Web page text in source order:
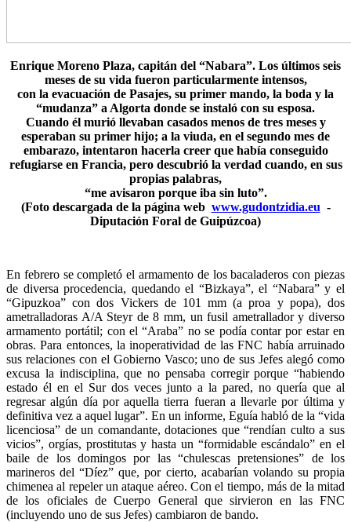
Enrique Moreno Plaza, capitán del “Nabara”. Los últimos seis
meses de su vida fueron particularmente intensos,
con la evacuación de Pasajes, su primer mando, la boda y la
“mudanza” a Algorta donde se instaló con su esposa.
Cuando él murió llevaban casados menos de tres meses y
esperaban su primer hijo; a la viuda, en el segundo mes de
embarazo, intentaron hacerla creer que había conseguido
refugiarse en Francia, pero descubrió la verdad cuando, en sus
propias palabras,
“me avisaron porque iba sin luto”.
(Foto descargada de la página web www.gudontzidia.eu -
Diputación Foral de Guipúzcoa)
En febrero se completó el armamento de los bacaladeros con piezas
de diversa procedencia, quedando el “Bizkaya”, el “Nabara” y el
“Gipuzkoa” con dos Vickers de 101 mm (a proa y popa), dos
ametralladoras A/A Steyr de 8 mm, un fusil ametrallador y diverso
armamento portátil; con el “Araba” no se podía contar por estar en
obras. Para entonces, la inoperatividad de las FNC había arruinado
sus relaciones con el Gobierno Vasco; uno de sus Jefes alegó como
excusa la indisciplina, que no pensaba corregir porque “habiendo
estado él en el Sur dos veces junto a la pared, no quería que al
regresar algún día por aquella tierra fueran a llevarle por última y
definitiva vez a aquel lugar”. En un informe, Eguía habló de la “vida
licenciosa” de un comandante, dotaciones que “rendían culto a sus
vicios”, orgías, prostitutas y hasta un “formidable escándalo” en el
baile de los domingos por las “chulescas pretensiones” de los
marineros del “Díez” que, por cierto, acabarían volando su propia
chimenea al repeler un ataque aéreo. Con el tiempo, más de la mitad
de los oficiales de Cuerpo General que sirvieron en las FNC
(incluyendo uno de sus Jefes) cambiaron de bando.